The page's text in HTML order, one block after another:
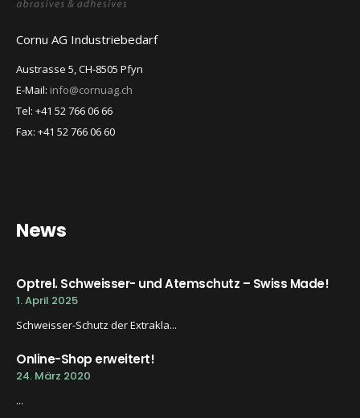
Cornu AG Industriebedarf
Austrasse 5, CH-8505 Pfyn
E-Mail: info@cornuag.ch
Tel: +41 52 766 06 66
Fax: +41 52 766 06 60
News
Optrel. Schweisser- und Atemschutz – Swiss Made!
1. April 2025
Schweisser-Schutz der Extrakla...
Online-Shop erweitert!
24. März 2020
...